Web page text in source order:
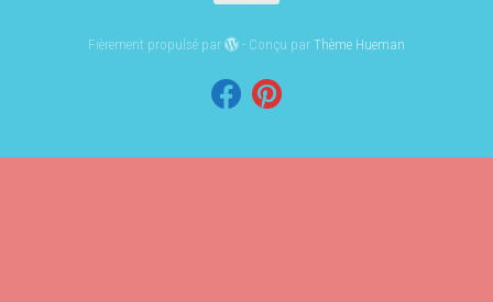
Fièrement propulsé par - Conçu parThème Hueman